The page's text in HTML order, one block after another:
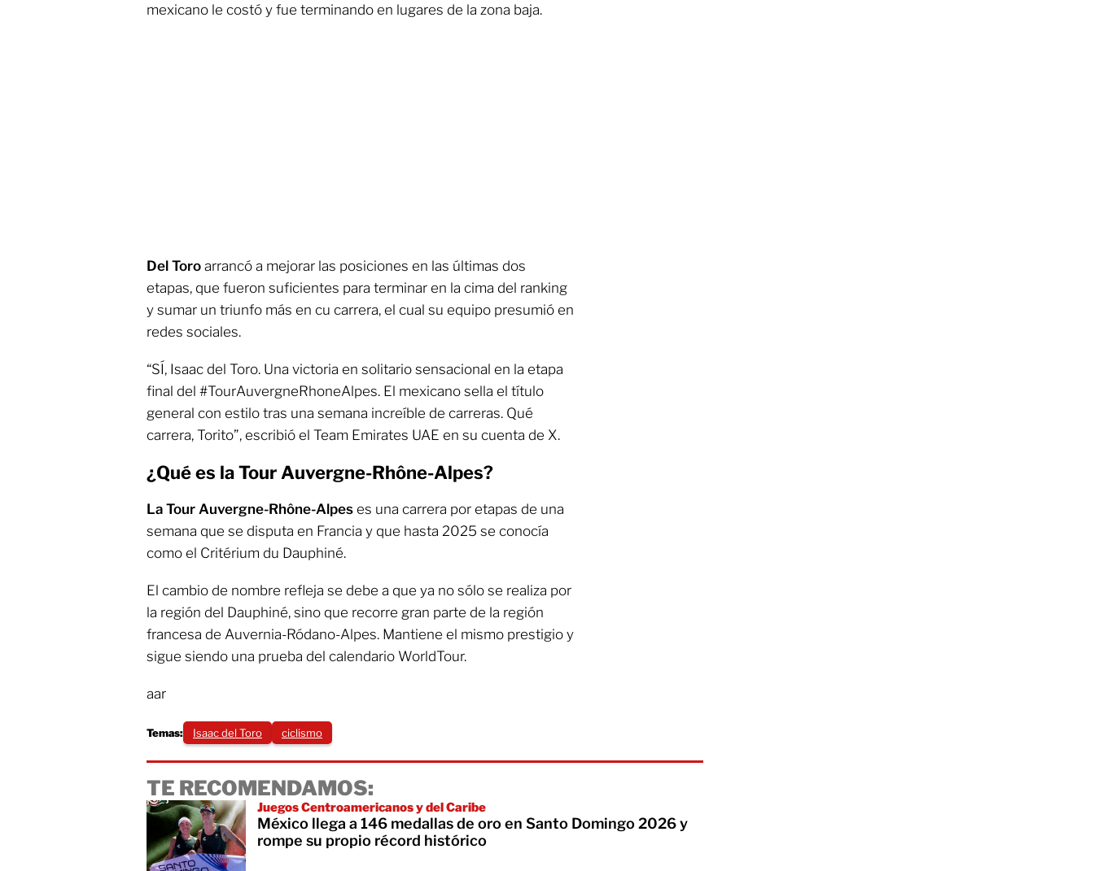
mexicano le costó y fue terminando en lugares de la zona baja.
Del Toro arrancó a mejorar las posiciones en las últimas dos
etapas, que fueron suficientes para terminar en la cima del ranking
y sumar un triunfo más en cu carrera, el cual su equipo presumió en
redes sociales.
“SÍ, Isaac del Toro. Una victoria en solitario sensacional en la etapa
final del #TourAuvergneRhoneAlpes. El mexicano sella el título
general con estilo tras una semana increíble de carreras. Qué
carrera, Torito”, escribió el Team Emirates UAE en su cuenta de X.
¿Qué es la Tour Auvergne-Rhône-Alpes?
La Tour Auvergne-Rhône-Alpes es una carrera por etapas de una
semana que se disputa en Francia y que hasta 2025 se conocía
como el Critérium du Dauphiné.
El cambio de nombre refleja se debe a que ya no sólo se realiza por
la región del Dauphiné, sino que recorre gran parte de la región
francesa de Auvernia-Ródano-Alpes. Mantiene el mismo prestigio y
sigue siendo una prueba del calendario WorldTour.
aar
Temas: Isaac del Toro ciclismo
TE RECOMENDAMOS:
Juegos Centroamericanos y del Caribe
México llega a 146 medallas de oro en Santo Domingo 2026 y
rompe su propio récord histórico